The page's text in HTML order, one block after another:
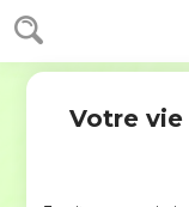
NE
Votre